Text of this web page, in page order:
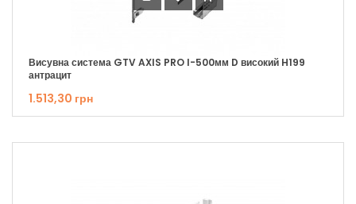
Висувна система GTV AXIS PRO I-500мм D високий H199
антрацит
1.513,30 грн